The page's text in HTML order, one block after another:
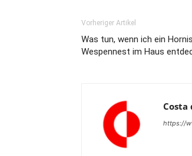
Vorheriger Artikel
Was tun, wenn ich ein
Wespennest im Haus
Costa
https://